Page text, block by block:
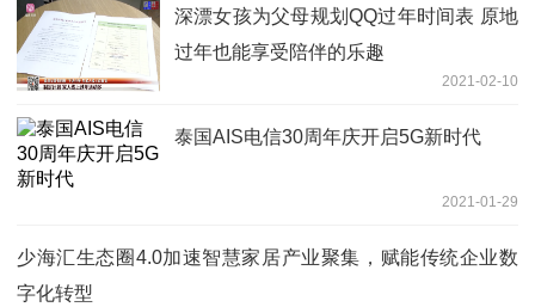
深漂女孩为父母规划QQ过年时间表 原地
过年也能享受陪伴的乐趣
2021-02-10
泰国AIS电信30周年庆开启5G新时代
2021-01-29
少海汇生态圈4.0加速智慧家居产业聚集，赋能传统企业数
字化转型